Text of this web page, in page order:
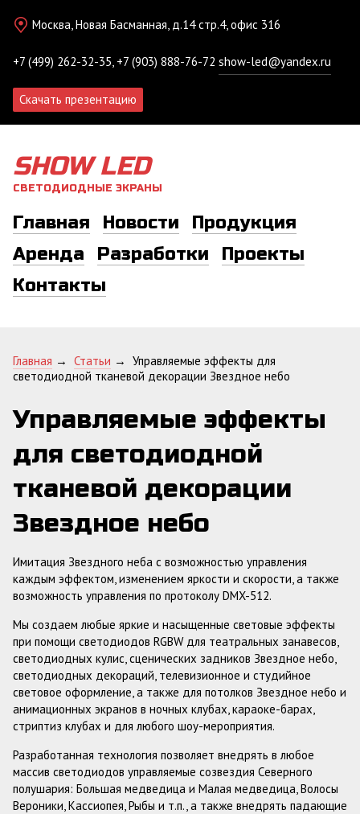
Москва, Новая Басманная, д.14 стр.4, офис 316
+7 (499) 262-32-35, +7 (903) 888-76-72 show-led@yandex.ru
Скачать презентацию
SHOW LED
СВЕТОДИОДНЫЕ ЭКРАНЫ
Главная Новости
Продукция
Аренда
Разработки
Проекты
Контакты
Главная → Статьи → Управляемые эффекты для
светодиодной тканевой декорации Звездное небо
Управляемые эффекты
для светодиодной
тканевой декорации
Звездное небо
Имитация Звездного неба с возможностью управления
каждым эффектом, изменением яркости и скорости, а также
возможность управления по протоколу DMX-512.
Мы создаем любые яркие и насыщенные световые эффекты
при помощи светодиодов RGBW для театральных занавесов,
светодиодных кулис, сценических задников Звездное небо,
светодиодных декораций, телевизионное и студийное
световое оформление, а также для потолков Звездное небо и
анимационных экранов в ночных клубах, караоке-барах,
стриптиз клубах и для любого шоу-мероприятия.
Разработанная технология позволяет внедрять в любое
массив светодиодов управляемые созвездия Cеверного
полушария: Большая медведица и Малая медведица, Волосы
Вероники, Кассиопея, Рыбы и т.п., а также внедрять падающие